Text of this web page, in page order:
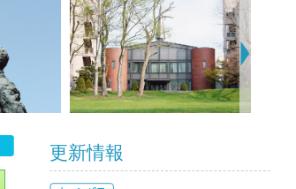
更新情報